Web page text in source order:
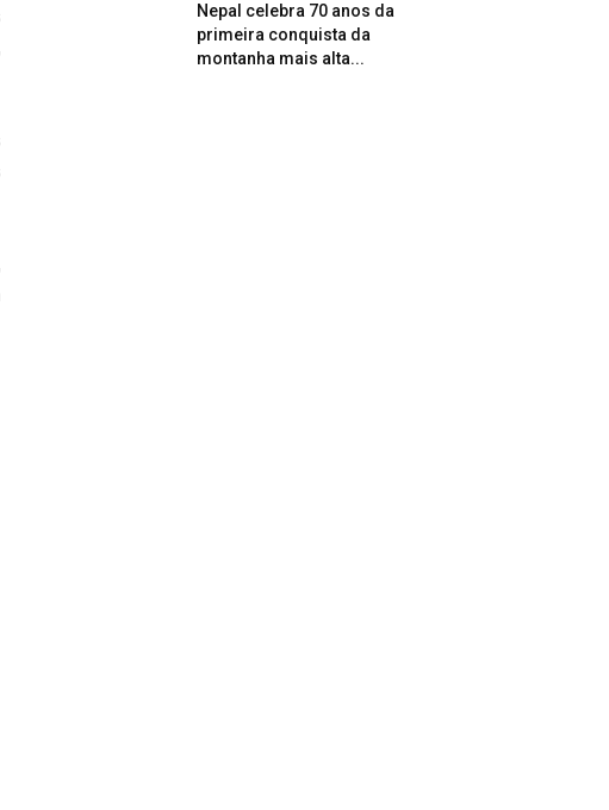
Nepal celebra 70 anos da
primeira conquista da
montanha mais alta...